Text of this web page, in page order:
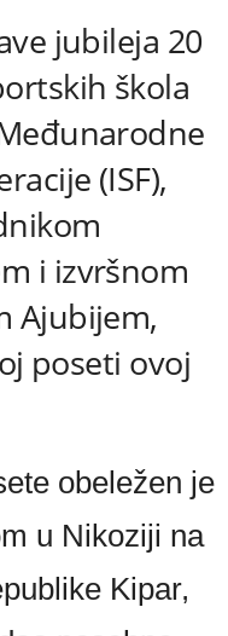
jubileja 20
škola
(ISF),
i izvršnom
Ajubijem,
poseti ovoj
obeležen je
u Nikoziji na
Kipar,